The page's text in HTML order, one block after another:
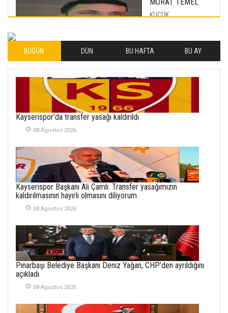
MURAT TEMEL
KÜÇÜK
İLHAN YILMAZ
SOFRADA AYRIMCILIK
VAR
26 Subat 2026
METİN ERTEM
21 Haziran 2026
SEMRA ŞAHİN
KENDİNE UYANMAK
İlgi Alanlarımız ve Biz
02 Ekim 2025
SABAHATTİN
puana Ulaştı
BUGÜN DÜN BU HAFTA BU AY
Kayserispor’da transfer yasağı kaldırıldı
08 Agustos 2026
Kayserispor Başkanı Ali Çamlı: Transfer yasağımızın
kaldırılmasının hayırlı olmasını diliyorum
08 Agustos 2026
Pınarbaşı Belediye Başkanı Deniz Yağan, CHP’den ayrıldığını
açıkladı
08 Agustos 2026